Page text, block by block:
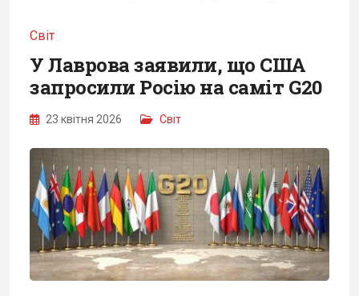
Світ
У Лаврова заявили, що США
запросили Росію на саміт G20
23 квітня 2026 Світ